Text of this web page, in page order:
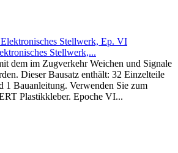
Stellwerk,...
dem im Zugverkehr Weichen und Signale
Dieser Bausatz enthält: 32 Einzelteile
1 Bauanleitung. Verwenden Sie zum
Plastikkleber. Epoche VI...